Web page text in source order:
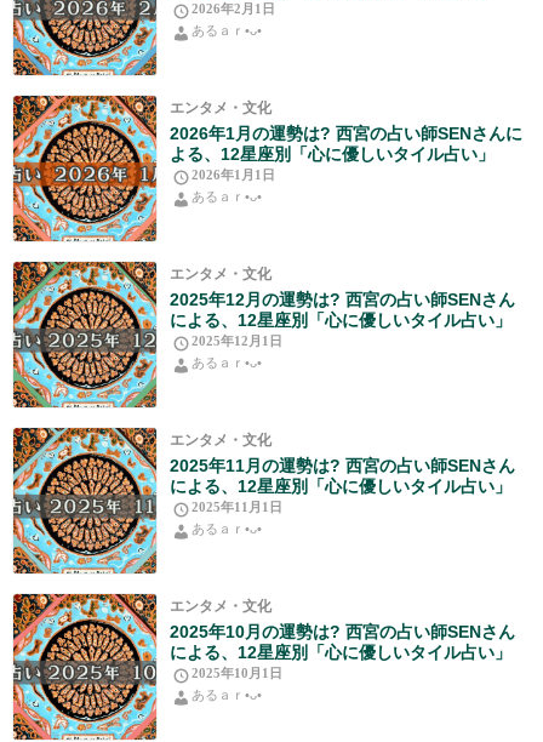
2026年2月1日
あるａｒ•⁠ᴗ⁠•⁠
エンタメ・文化
2026年1月の運勢は? 西宮の占い師SENさんに
よる、12星座別「心に優しいタイル占い」
2026年1月1日
あるａｒ•⁠ᴗ⁠•⁠
エンタメ・文化
2025年12月の運勢は? 西宮の占い師SENさん
による、12星座別「心に優しいタイル占い」
2025年12月1日
あるａｒ•⁠ᴗ⁠•⁠
エンタメ・文化
2025年11月の運勢は? 西宮の占い師SENさん
による、12星座別「心に優しいタイル占い」
2025年11月1日
あるａｒ•⁠ᴗ⁠•⁠
エンタメ・文化
2025年10月の運勢は? 西宮の占い師SENさん
による、12星座別「心に優しいタイル占い」
2025年10月1日
あるａｒ•⁠ᴗ⁠•⁠